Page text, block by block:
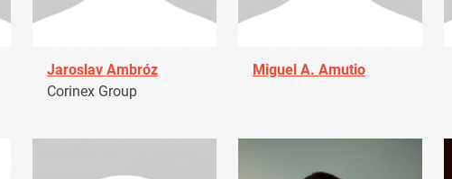
Jaroslav Ambróz
Corinex Group
Miguel A. Amutio